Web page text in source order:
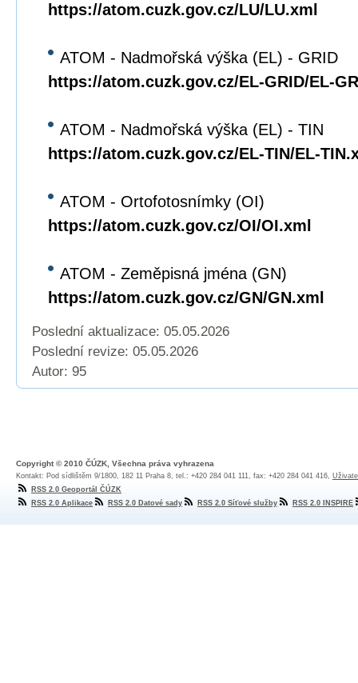
https://atom.cuzk.gov.cz/LU/LU.xml
ATOM - Nadmořská výška (EL) - GRID
https://atom.cuzk.gov.cz/EL-GRID/EL-
ATOM - Nadmořská výška (EL) - TIN
https://atom.cuzk.gov.cz/EL-TIN/EL-
ATOM - Ortofotosnímky (OI)
https://atom.cuzk.gov.cz/OI/OI.xml
ATOM - Zeměpisná jména (GN)
https://atom.cuzk.gov.cz/GN/GN.xml
Poslední aktualizace: 05.05.2026
Poslední revize: 05.05.2026
Autor: 95
Copyright © 2010 ČÚZK, Všechna práva vyhrazena
Kontakt: Pod sídlištěm 9/1800, 182 11 Praha 8, tel.: +420 284 041 111, fax: +420 284 041 416,
RSS 2.0 Geoportál ČÚZK
RSS 2.0 Aplikace
RSS 2.0 Datové sady RSS 2.0 Síťové služby RSS 2.0 INSPIRE